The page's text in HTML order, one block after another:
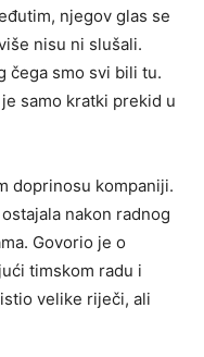
njegov glas se
nisu ni slušali.
čega smo svi bili tu.
samo kratki prekid u
doprinosu kompaniji.
nakon radnog
Govorio je o
timskom radu i
velike riječi, ali